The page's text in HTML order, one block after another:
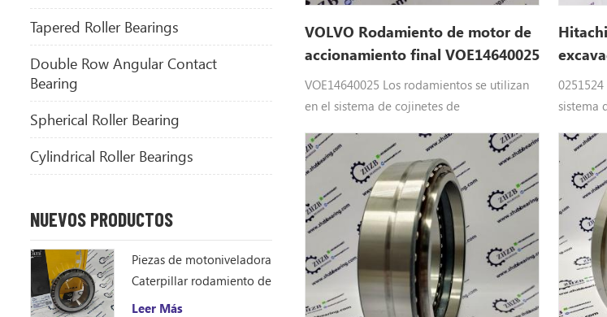
VOLVO Rodamiento de motor de
accionamiento final VOE14640025
14640025
VOE14640025 Los rodamientos se utilizan
en el sistema de cojinetes de
pesada Equipo: VOE14640025 rodamiento
VOLVO partesEC380E, EC480D, EC480E,
EC480EHR
sistema
Hitachi
UH073
Tapered Roller Bearings
Double Row Angular Contact
Bearing
Spherical Roller Bearing
Cylindrical Roller Bearings
NUEVOS PRODUCTOS
Piezas de motoniveladora
Caterpillar rodamiento de
rodillos cónicos 1B4043
Leer Más